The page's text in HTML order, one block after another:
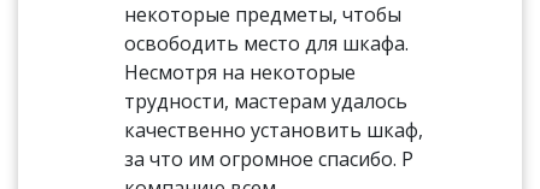
некоторые предметы, чтобы
освободить место для шкафа.
Несмотря на некоторые
трудности, мастерам удалось
качественно установить шкаф,
за что им огромное спасибо. Р